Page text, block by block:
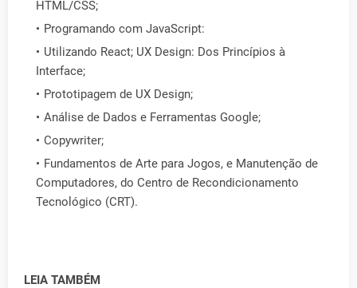
HTML/CSS;
Programando com JavaScript:
Utilizando React; UX Design: Dos Princípios à
Interface;
Prototipagem de UX Design;
Análise de Dados e Ferramentas Google;
Copywriter;
Fundamentos de Arte para Jogos, e Manutenção de
Computadores, do Centro de Recondicionamento
Tecnológico (CRT).
LEIA TAMBÉM